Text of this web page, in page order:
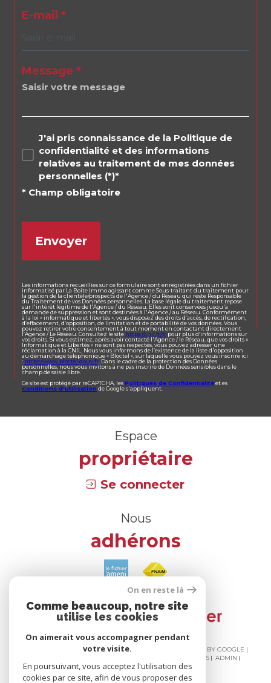
E-mail *
Message *
J'ai pris connaissance de la Politique de
confidentialité et des informations
relatives au traitement de mes données
personnelles (*)*
* Champ obligatoire
Envoyer
Les informations recueillies sur ce formulaire sont enregistrées dans un fichier
informatisé par La Boite Immo agissant comme Sous-traitant du traitement pour
la gestion de la clientèle/prospects de l'Agence / du Réseau qui reste Responsable
du Traitement de vos Données personnelles. La base légale du traitement repose
sur l'intérêt légitime de l'Agence / du Réseau. Elles sont conservées jusqu'à
demande de suppression et sont destinées à l'Agence / au Réseau. Conformément
à la loi « informatique et libertés », vous disposez des droits d’accès, de rectification,
d’effacement, d’opposition, de limitation et de portabilité de vos données. Vous
pouvez retirer votre consentement à tout moment en contactant directement
l’Agence / Le Réseau. Consultez le site https://cnil.fr/fr pour plus d’informations sur
vos droits. Si vous estimez, après avoir contacté l'Agence / le Réseau, que vos droits «
Informatique et Libertés » ne sont pas respectés, vous pouvez adresser une
réclamation à la CNIL. Nous vous informons de l’existence de la liste d'opposition
au démarchage téléphonique « Bloctel », sur laquelle vous pouvez vous inscrire ici
: https://www.bloctel.gouv.fr . Dans le cadre de la protection des Données
personnelles, nous vous invitons à ne pas inscrire de Données sensibles dans le
champ de saisie libre.
Ce site est protégé par reCAPTCHA, lesPolitiques de Confidentialitéet es
Conditions d'utilisation de Google s'appliquent.
Espace
propriétaire
Se connecter
Nous
adhérons
© 2026 | TOUS DROITS RÉSERVÉS | TRADUCTION POWERED BY GOOGLE |
MENTIONS LÉGALES
ADMIN
NOS LIENS
POLITIQUE RGPD COOKIES
On en reste là
Comme beaucoup, notre site
utilise les cookies
On aimerait vous accompagner pendant
votre visite.
En poursuivant, vous acceptez l'utilisation des
cookies par ce site, afin de vous proposer des